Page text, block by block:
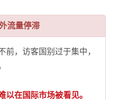
流量停滞
前，访客国别过于集中，
以在国际市场被看见。